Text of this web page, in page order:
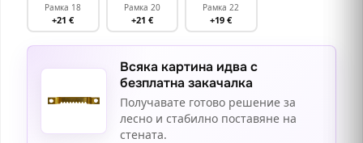
Рамка 18
+21 €
Рамка 20
+21 €
Рамка 22
+19 €
Всяка картина идва с
безплатна закачалка
Получавате готово решение за
лесно и стабилно поставяне на
стената.